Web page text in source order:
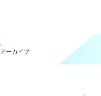
アーカイブ